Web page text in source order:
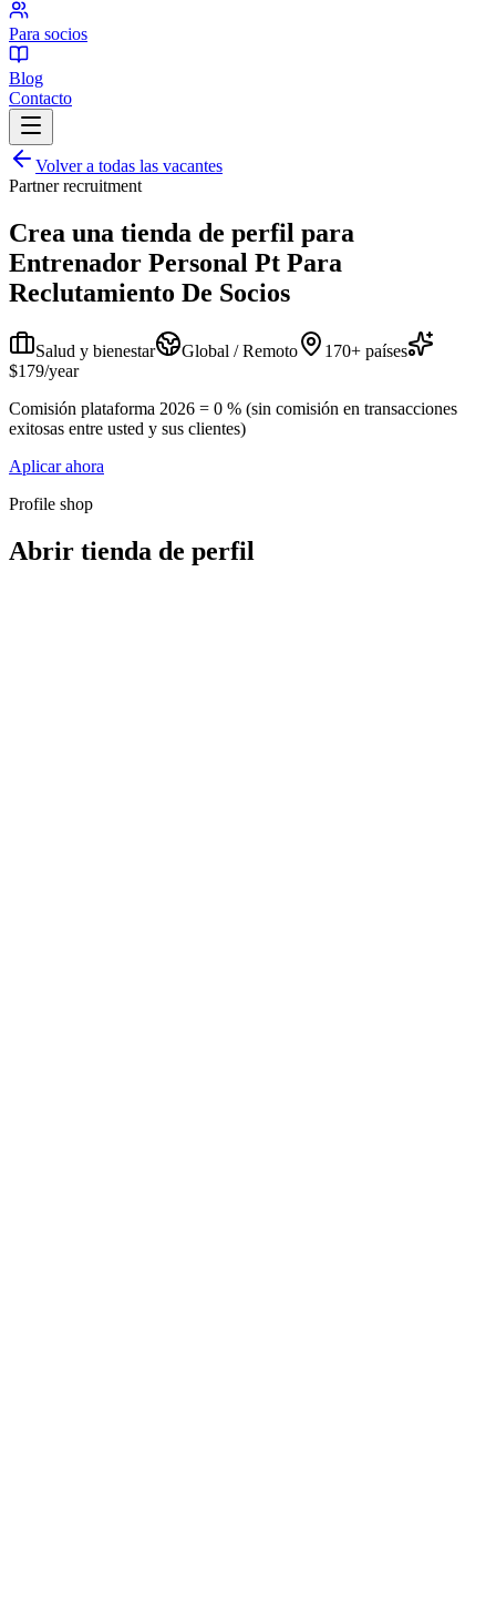
Para socios
Blog
Contacto
Volver a todas las vacantes
Partner recruitment
Crea una tienda de perfil para
Entrenador Personal Pt Para
Reclutamiento De Socios
Salud y bienestar Global / Remoto
170+ países
$179/year
Comisión plataforma 2026 = 0 % (sin comisión en transacciones
exitosas entre usted y sus clientes)
Aplicar ahora
Profile shop
Abrir tienda de perfil